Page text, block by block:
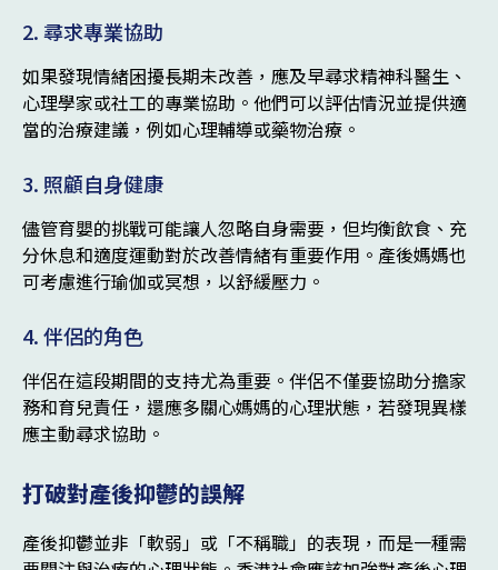
2. 尋求專業協助
如果發現情緒困擾長期未改善，應及早尋求精神科醫生、
心理學家或社工的專業協助。他們可以評估情況並提供適
當的治療建議，例如心理輔導或藥物治療。
3. 照顧自身健康
儘管育嬰的挑戰可能讓人忽略自身需要，但均衡飲食、充
分休息和適度運動對於改善情緒有重要作用。產後媽媽也
可考慮進行瑜伽或冥想，以舒緩壓力。
4. 伴侶的角色
伴侶在這段期間的支持尤為重要。伴侶不僅要協助分擔家
務和育兒責任，還應多關心媽媽的心理狀態，若發現異樣
應主動尋求協助。
打破對產後抑鬱的誤解
產後抑鬱並非「軟弱」或「不稱職」的表現，而是一種需